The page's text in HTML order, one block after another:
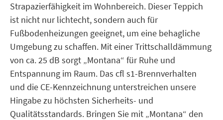
Strapazierfähigkeit im Wohnbereich. Dieser Teppich
ist nicht nur lichtecht, sondern auch für
Fußbodenheizungen geeignet, um eine behagliche
Umgebung zu schaffen. Mit einer Trittschalldämmung
von ca. 25 dB sorgt „Montana“ für Ruhe und
Entspannung im Raum. Das cfl s1-Brennverhalten
und die CE-Kennzeichnung unterstreichen unsere
Hingabe zu höchsten Sicherheits- und
Qualitätsstandards. Bringen Sie mit „Montana“ den